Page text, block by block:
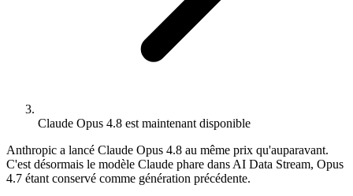
Claude Opus 4.8 est maintenant disponible
Anthropic a lancé Claude Opus 4.8 au même prix qu'auparavant.
C'est désormais le modèle Claude phare dans AI Data Stream, Opus
4.7 étant conservé comme génération précédente.